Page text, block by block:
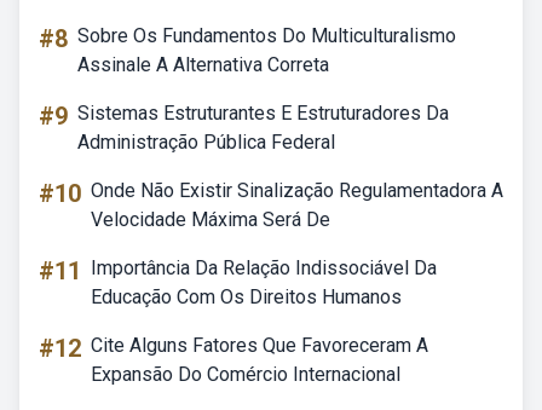
#8 Sobre Os Fundamentos Do Multiculturalismo
Assinale A Alternativa Correta
#9 Sistemas Estruturantes E Estruturadores Da
Administração Pública Federal
#10 Onde Não Existir Sinalização Regulamentadora A
Velocidade Máxima Será De
#11
Importância Da Relação Indissociável Da
Educação Com Os Direitos Humanos
#12 Cite Alguns Fatores Que Favoreceram A
Expansão Do Comércio Internacional